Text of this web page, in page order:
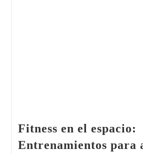
Fitness en el espacio:
Entrenamientos para